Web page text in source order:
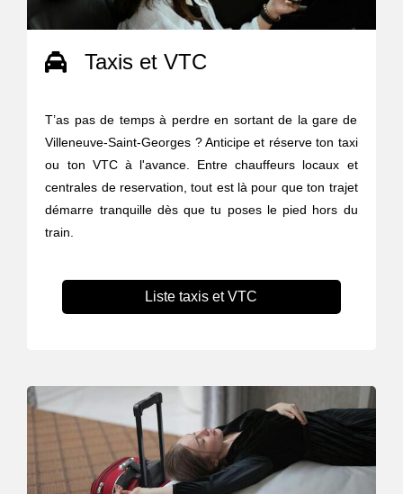
Taxis et VTC
T’as pas de temps à perdre en sortant de la gare de
Villeneuve-Saint-Georges ? Anticipe et réserve ton taxi
ou ton VTC à l'avance. Entre chauffeurs locaux et
centrales de reservation, tout est là pour que ton trajet
démarre tranquille dès que tu poses le pied hors du
train.
Liste taxis et VTC